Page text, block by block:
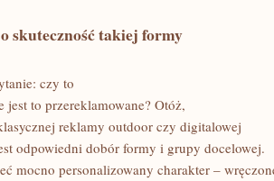
skuteczność takiej formy
czy to
jest to przereklamowane? Otóż,
reklamy outdoor czy digitalowej
odpowiedni dobór formy i grupy docelowej.
mocno personalizowany charakter –